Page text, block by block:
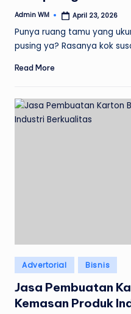
Posted
Admin WM April 23, 2026
Punya ruang tamu yang
pusing ya? Rasanya kok
Read More
Posted
in
Advertorial Bisnis
Jasa Pembuatan
Kemasan Produk